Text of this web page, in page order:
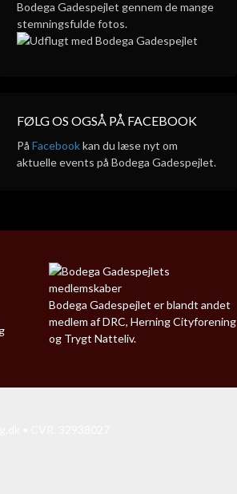
Bodega Gadespejlet gennem de mange
stemningsfulde fotos.
FØLG OS OGSÅ PÅ FACEBOOK
På Facebookkan du læse nyt om
aktuelle events på Bodega Gadespejlet.
Bodega Gadespejlet er blandt andet
medlem af DRC, Herning Cityforening
og Trygt Natteliv.